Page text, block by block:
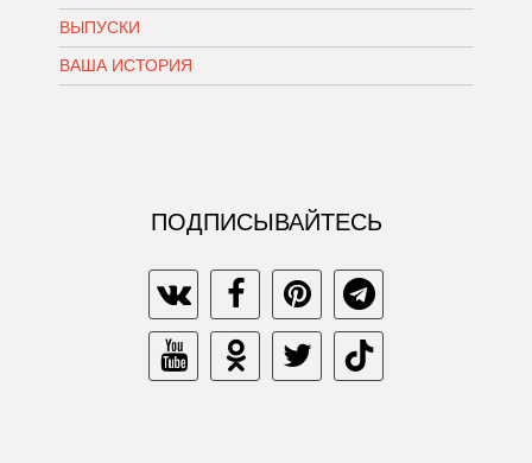
ВЫПУСКИ
ВАША ИСТОРИЯ
ПОДПИСЫВАЙТЕСЬ